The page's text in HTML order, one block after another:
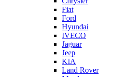
Fiat
Ford
Hyundai
IVECO
Jaguar
Jeep
KIA
Land Rover